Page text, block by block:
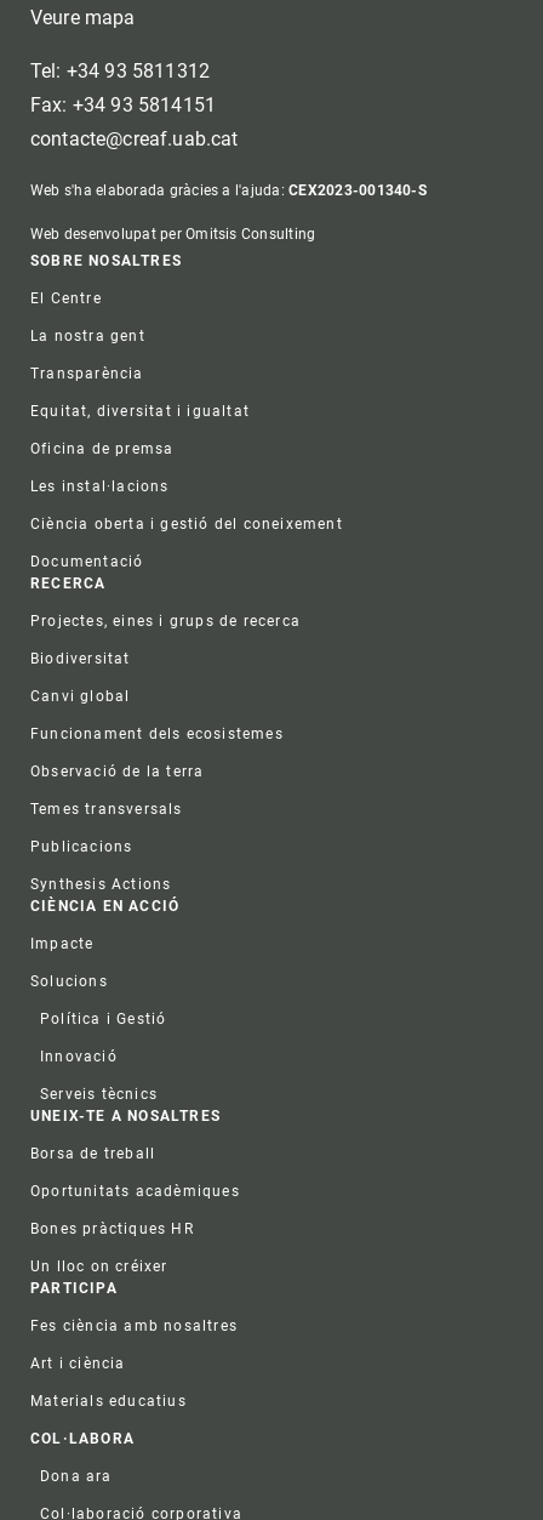
Veure mapa
Tel: +34 93 5811312
Fax: +34 93 5814151
contacte@creaf.uab.cat
Web s'ha elaborada gràcies a l'ajuda:CEX2023-001340-S
Web desenvolupat per Omitsis Consulting
Footer
SOBRE NOSALTRES
El Centre
La nostra gent
Transparència
Equitat, diversitat i igualtat
Oficina de premsa
Les instal·lacions
Ciència oberta i gestió del coneixement
Documentació
RECERCA
Projectes, eines i grups de recerca
Biodiversitat
Canvi global
Funcionament dels ecosistemes
Observació de la terra
Temes transversals
Publicacions
Synthesis Actions
CIÈNCIA EN ACCIÓ
Impacte
Solucions
Política i Gestió
Innovació
Serveis tècnics
UNEIX-TE A NOSALTRES
Borsa de treball
Oportunitats acadèmiques
Bones pràctiques HR
Un lloc on créixer
PARTICIPA
Fes ciència amb nosaltres
Art i ciència
Materials educatius
COL·LABORA
Dona ara
Col·laboració corporativa